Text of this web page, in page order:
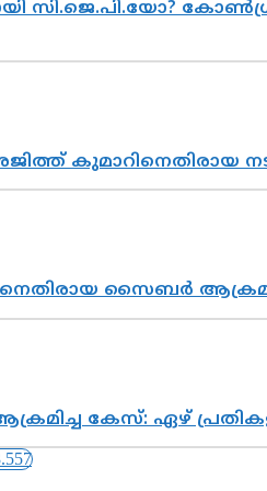
സി.ജെ.പി.യോ?
സൈബർ
കേസ്: ഏഴ്